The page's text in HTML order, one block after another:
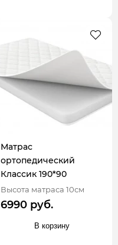
Матрас
ортопедический
Классик 190*90
Высота матраса 10см
6990 руб.
В корзину